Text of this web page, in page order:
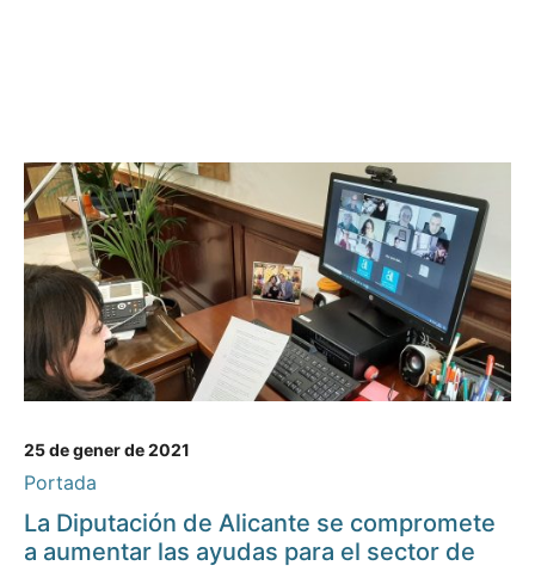
25 de gener de 2021
Portada
La Diputación de Alicante se compromete
a aumentar las ayudas para el sector de